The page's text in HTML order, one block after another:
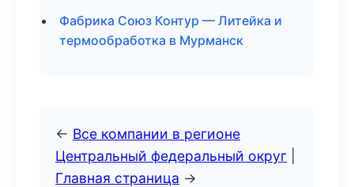
Фабрика Союз Контур — Литейка и
термообработка в Мурманск
← Все компании в регионе
Центральный федеральный округ
Главная страница →